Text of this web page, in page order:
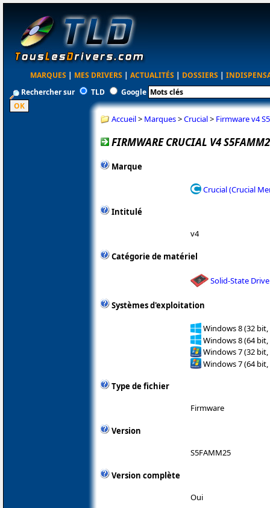
MARQUES | MES DRIVERS | ACTUALITÉS | DOSSIERS |
Rechercher sur
TLD Google
Accueil> Marques>Crucial> Firmware v4
FIRMWARE CRUCIAL V4
Marque
Crucial (Crucial
Intitulé
v4
Catégorie de matériel
Solid-State Drive
Systèmes d'exploitation
Windows 8 (32 bit,
Windows 8 (64 bit,
Windows 7 (32 bit,
Windows 7 (64 bit,
Type de fichier
Firmware
Version
S5FAMM25
Version complète
Oui